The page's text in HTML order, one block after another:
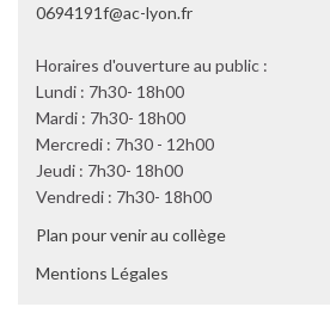
0694191f@ac-lyon.fr
Horaires d'ouverture au public :
Lundi : 7h30- 18h00
Mardi : 7h30- 18h00
Mercredi : 7h30 - 12h00
Jeudi : 7h30- 18h00
Vendredi : 7h30- 18h00
Plan pour venir au collège
Mentions Légales